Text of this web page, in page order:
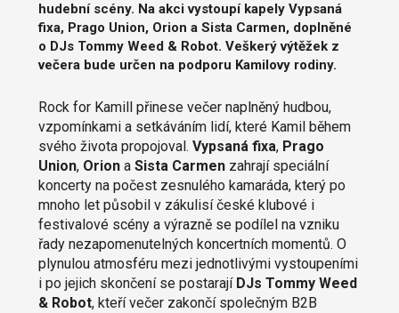
hudební scény. Na akci vystoupí kapely Vypsaná
fixa, Prago Union, Orion a Sista Carmen, doplněné
o DJs Tommy Weed & Robot. Veškerý výtěžek z
večera bude určen na podporu Kamilovy rodiny.
Rock for Kamill přinese večer naplněný hudbou,
vzpomínkami a setkáváním lidí, které Kamil během
svého života propojoval. Vypsaná fixa, Prago
Union, Orion a Sista Carmenzahrají speciální
koncerty na počest zesnulého kamaráda, který po
mnoho let působil v zákulisí české klubové i
festivalové scény a výrazně se podílel na vzniku
řady nezapomenutelných koncertních momentů. O
plynulou atmosféru mezi jednotlivými vystoupeními
i po jejich skončení se postarají DJs Tommy Weed
& Robot, kteří večer zakončí společným B2B